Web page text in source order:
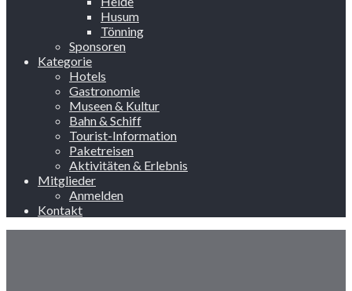
Husum
Tönning
Sponsoren
Kategorie
Hotels
Gastronomie
Museen & Kultur
Bahn & Schiff
Tourist-Information
Paketreisen
Aktivitäten & Erlebnis
Mitglieder
Anmelden
Kontakt